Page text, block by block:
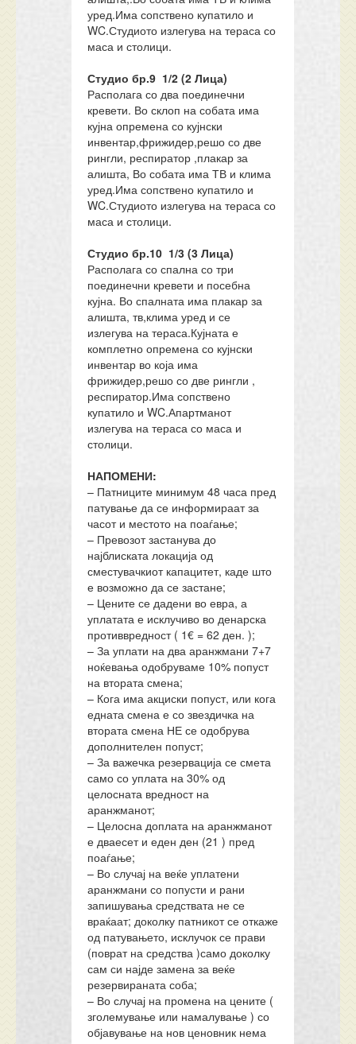
уред.Има сопствено купатило и
WC.Студиото излегува на тераса со
маса и столици.
Студио бр.9 1/2 (2 Лица)
Располага со два поединечни
кревети. Во склоп на собата има
кујна опремена со кујнски
инвентар,фрижидер,решо со две
рингли, респиратор ,плакар за
алишта, Во собата има ТВ и клима
уред.Има сопствено купатило и
WC.Студиото излегува на тераса со
маса и столици.
Студио бр.10 1/3 (3 Лица)
Располага со спална со три
поединечни кревети и посебна
кујна. Во спалната има плакар за
алишта, тв,клима уред и се
излегува на тераса.Кујната е
комплетно опремена со кујнски
инвентар во која има
фрижидер,решо со две рингли ,
респиратор.Има сопствено
купатило и WC.Апартманот
излегува на тераса со маса и
столици.
НАПОМЕНИ:
– Патниците минимум 48 часа пред
патување да се информираат за
часот и местото на поаѓање;
– Превозот застанува до
најблиската локација од
сместувачкиот капацитет, каде што
е возможно да се застане;
– Цените се дадени во евра, а
уплатата е исклучиво во денарска
противвредност ( 1€ = 62 ден. );
– За уплати на два аранжмани 7+7
ноќевања одобруваме 10% попуст
на втората смена;
– Кога има акциски попуст, или кога
едната смена е со звездичка на
втората смена НЕ се одобрува
дополнителен попуст;
– За важечка резервација се смета
само со уплата на 30% од
целосната вредност на
аранжманот;
– Целосна доплата на аранжманот
е дваесет и еден ден (21 ) пред
поаѓање;
– Во случај на веќе уплатени
аранжмани со попусти и рани
запишувања средствата не се
враќаат; доколку патникот се откаже
од патувањето, исклучок се прави
(поврат на средства )само доколку
сам си најде замена за веќе
резервираната соба;
– Во случај на промена на цените (
зголемување или намалување ) со
објавување на нов ценовник нема